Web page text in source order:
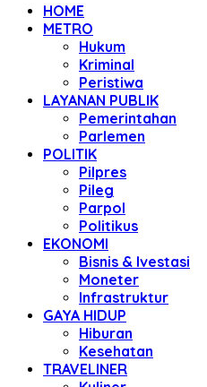
HOME
METRO
Hukum
Kriminal
Peristiwa
LAYANAN PUBLIK
Pemerintahan
Parlemen
POLITIK
Pilpres
Pileg
Parpol
Politikus
EKONOMI
Bisnis & Ivestasi
Moneter
Infrastruktur
GAYA HIDUP
Hiburan
Kesehatan
TRAVELINER